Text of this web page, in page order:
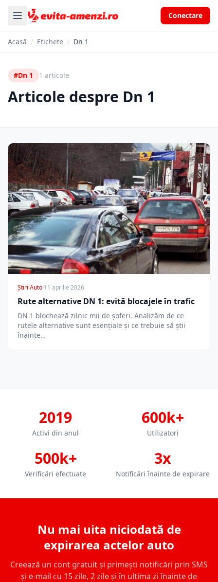
Conectare
Acasă / Etichete / Dn 1
#Dn 1 1 articole
Articole despre Dn 1
Știri Auto·11 aprilie 2026
Rute alternative DN 1: evită blocajele în trafic
DN 1 blochează zilnic mii de șoferi. Analizăm de ce
rutele alternative sunt esențiale și ce trebuie să știi
înainte…
2019
Activi din anul
600k+
Utilizatori
500k+
Verificări efectuate
3x
Notificări înainte de expirare
Nu mai uita niciodată de
expirarea actelor auto
Creează un cont gratuit și primești notificări prin SMS
și e-mail cu 15 zile, 2 zile și în ultima zi înainte de